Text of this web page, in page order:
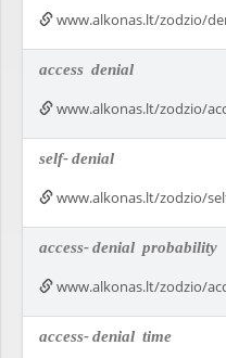
www.alkonas.lt/zodzio/
access denial
www.alkonas.lt/zodzio/
self-denial
www.alkonas.lt/zodzio/
access-denial probability
www.alkonas.lt/zodzio/
access-denial time